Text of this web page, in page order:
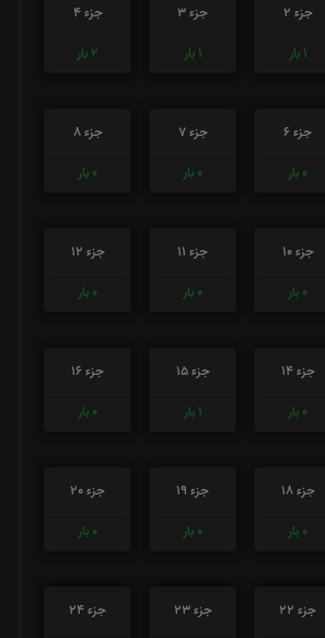
جزء 2
1 بار
جزء 3
1 بار
جزء 4
2 بار
جزء 6
0 بار
جزء 7
0 بار
جزء 8
0 بار
جزء 10
0 بار
جزء 11
0 بار
جزء 12
0 بار
جزء 14
0 بار
جزء 15
1 بار
جزء 16
0 بار
جزء 18
0 بار
جزء 19
0 بار
جزء 20
0 بار
جزء 22
جزء 23
جزء 24